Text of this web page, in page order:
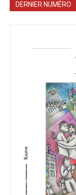
DERNIER NUMÉRO